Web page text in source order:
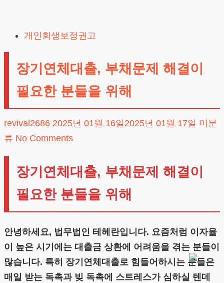
content
개인회생보정권고
장기연체대출, 부채문제 해결이
필요한 분들을 위해
revival2686 2025년 01월 16일 2025년 01월 17일 미분
류 No Comments
장기연체대출, 부채문제 해결이
필요한 분들을 위해
안녕하세요, 법무법인 테헤란입니다. 요즘처럼 이자율
이 높은 시기에는 대출금 상환에 어려움을 겪는 분들이
많습니다. 특히 장기연체대출로 힘들어하시는 분들은
매일 받는 독촉과 빚 독촉에 스트레스가 심하실 텐데